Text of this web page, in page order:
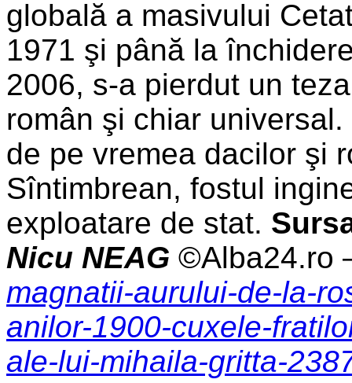
globală a masivului
1971 şi până la
2006, s-a pierdut un
român şi chiar
de pe vremea dacilor şi
Sîntimbrean, fostul
exploatare de stat.
Nicu NEAG ©Alba24.ro
magnatii-aurului-de-la-
anilor-1900-cuxele-
ale-lui-mihaila-gritta-